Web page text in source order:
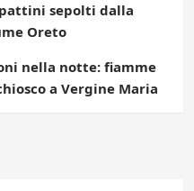
sepolti dalla
Oreto
nella notte: fiamme
a Vergine Maria